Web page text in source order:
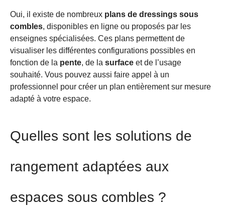
Oui, il existe de nombreux plans de dressings sous
combles, disponibles en ligne ou proposés par les
enseignes spécialisées. Ces plans permettent de
visualiser les différentes configurations possibles en
fonction de la pente, de la surface et de l’usage
souhaité. Vous pouvez aussi faire appel à un
professionnel pour créer un plan entièrement sur mesure
adapté à votre espace.
Quelles sont les solutions de
rangement adaptées aux
espaces sous combles ?